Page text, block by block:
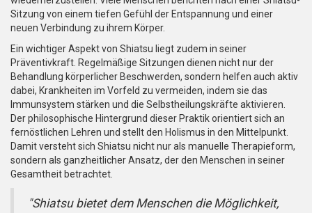
Sitzung von einem tiefen Gefühl der Entspannung und einer
neuen Verbindung zu ihrem Körper.
Ein wichtiger Aspekt von Shiatsu liegt zudem in seiner
Präventivkraft. Regelmäßige Sitzungen dienen nicht nur der
Behandlung körperlicher Beschwerden, sondern helfen auch aktiv
dabei, Krankheiten im Vorfeld zu vermeiden, indem sie das
Immunsystem stärken und die Selbstheilungskräfte aktivieren.
Der philosophische Hintergrund dieser Praktik orientiert sich an
fernöstlichen Lehren und stellt den Holismus in den Mittelpunkt.
Damit versteht sich Shiatsu nicht nur als manuelle Therapieform,
sondern als ganzheitlicher Ansatz, der den Menschen in seiner
Gesamtheit betrachtet.
"Shiatsu bietet dem Menschen die Möglichkeit,